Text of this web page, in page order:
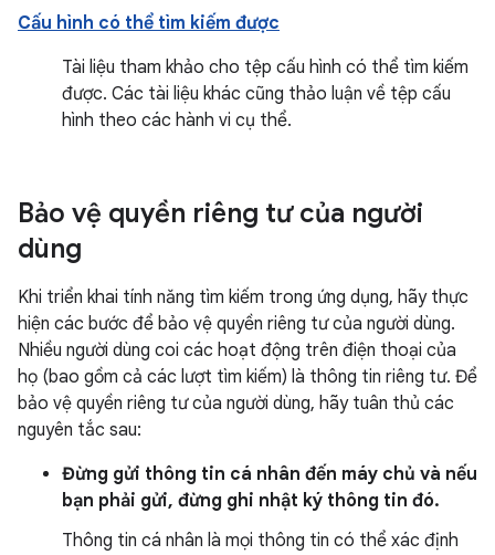
Cấu hình có thể tìm kiếm được
Tài liệu tham khảo cho tệp cấu hình có thể tìm kiếm
được. Các tài liệu khác cũng thảo luận về tệp cấu
hình theo các hành vi cụ thể.
Bảo vệ quyền riêng tư của người
dùng
Khi triển khai tính năng tìm kiếm trong ứng dụng, hãy thực
hiện các bước để bảo vệ quyền riêng tư của người dùng.
Nhiều người dùng coi các hoạt động trên điện thoại của
họ (bao gồm cả các lượt tìm kiếm) là thông tin riêng tư. Để
bảo vệ quyền riêng tư của người dùng, hãy tuân thủ các
nguyên tắc sau:
Đừng gửi thông tin cá nhân đến máy chủ và nếu
bạn phải gửi, đừng ghi nhật ký thông tin đó.
Thông tin cá nhân là mọi thông tin có thể xác định